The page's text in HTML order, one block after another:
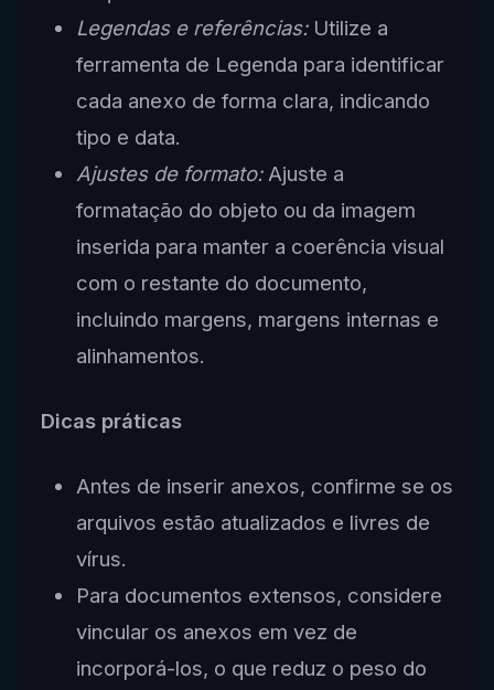
Legendas e referências:Utilize a
ferramenta de Legenda para identificar
cada anexo de forma clara, indicando
tipo e data.
Ajustes de formato:Ajuste a
formatação do objeto ou da imagem
inserida para manter a coerência visual
com o restante do documento,
incluindo margens, margens internas e
alinhamentos.
Dicas práticas
Antes de inserir anexos, confirme se os
arquivos estão atualizados e livres de
vírus.
Para documentos extensos, considere
vincular os anexos em vez de
incorporá-los, o que reduz o peso do